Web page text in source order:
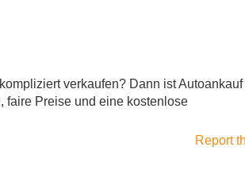
verkaufen? Dann ist Autoankauf
faire Preise und eine kostenlose
Report